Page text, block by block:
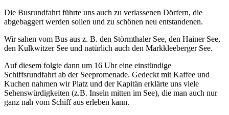
Die Busrundfahrt führte uns auch zu verlassenen Dörfern, die
abgebaggert werden sollen und zu schönen neu entstandenen.
Wir sahen vom Bus aus z. B. den Störmthaler See, den Hainer See,
den Kulkwitzer See und natürlich auch den Markkleeberger See.
Auf diesem folgte dann um 16 Uhr eine einstündige
Schiffsrundfahrt ab der Seepromenade. Gedeckt mit Kaffee und
Kuchen nahmen wir Platz und der Kapitän erklärte uns viele
Sehenswürdigkeiten (z.B. Inseln mitten im See), die man auch nur
ganz nah vom Schiff aus erleben kann.